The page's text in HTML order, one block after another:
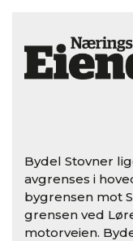
Bydel Stovner
avgrenses i
bygrensen mot
grensen ved
motorveien.